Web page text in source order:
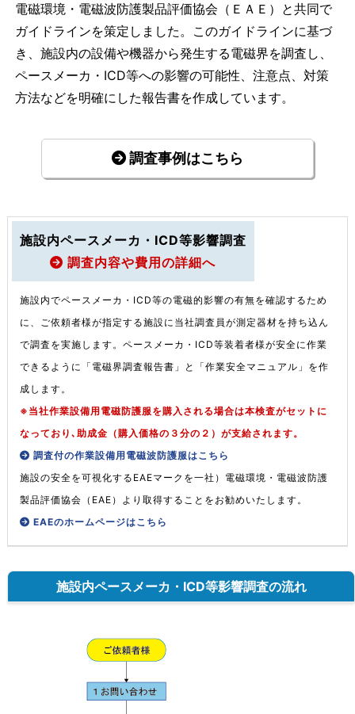
電磁環境・電磁波防護製品評価協会（ＥＡＥ）と共同で
ガイドラインを策定しました。このガイドラインに基づ
き、施設内の設備や機器から発生する電磁界を調査し、
ペースメーカ・ICD等への影響の可能性、注意点、対策
方法などを明確にした報告書を作成しています。
調査事例はこちら
施設内ペースメーカ・ICD等影響調査
調査内容や費用の詳細へ
施設内でペースメーカ・ICD等の電磁的影響の有無を確認するため
に、ご依頼者様が指定する施設に当社調査員が測定器材を持ち込ん
で調査を実施します。ペースメーカ・ICD等装着者様が安全に作業
できるように「電磁界調査報告書」と「作業安全マニュアル」を作
成します。
※当社作業設備用電磁防護服を購入される場合は本検査がセットに
なっており､助成金（購入価格の３分の２）が支給されます。
調査付の作業設備用電磁波防護服はこちら
施設の安全を可視化するEAEマークを一社）電磁環境・電磁波防護
製品評価協会（EAE）より取得することをお勧めいたします。
EAEのホームページはこちら
施設内ペースメーカ・ICD等影響調査の流れ